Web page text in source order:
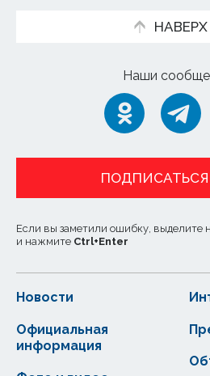
НАВЕРХ
Наши
ПОДПИСАТЬСЯ
Если вы заметили ошибку, выделите
и нажмите Ctrl+Enter
Новости
Официальная
информация